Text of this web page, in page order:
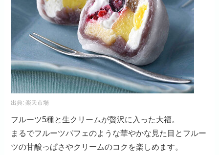
出典:楽天市場
フルーツ5種と生クリームが贅沢に入った大福。
まるでフルーツパフェのような華やかな見た目とフルー
ツの甘酸っぱさやクリームのコクを楽しめます。